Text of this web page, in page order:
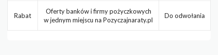
Rabat
Oferty banków i firmy pożyczkowych
w jednym miejscu na Pozyczajnaraty.pl
Do odwołania